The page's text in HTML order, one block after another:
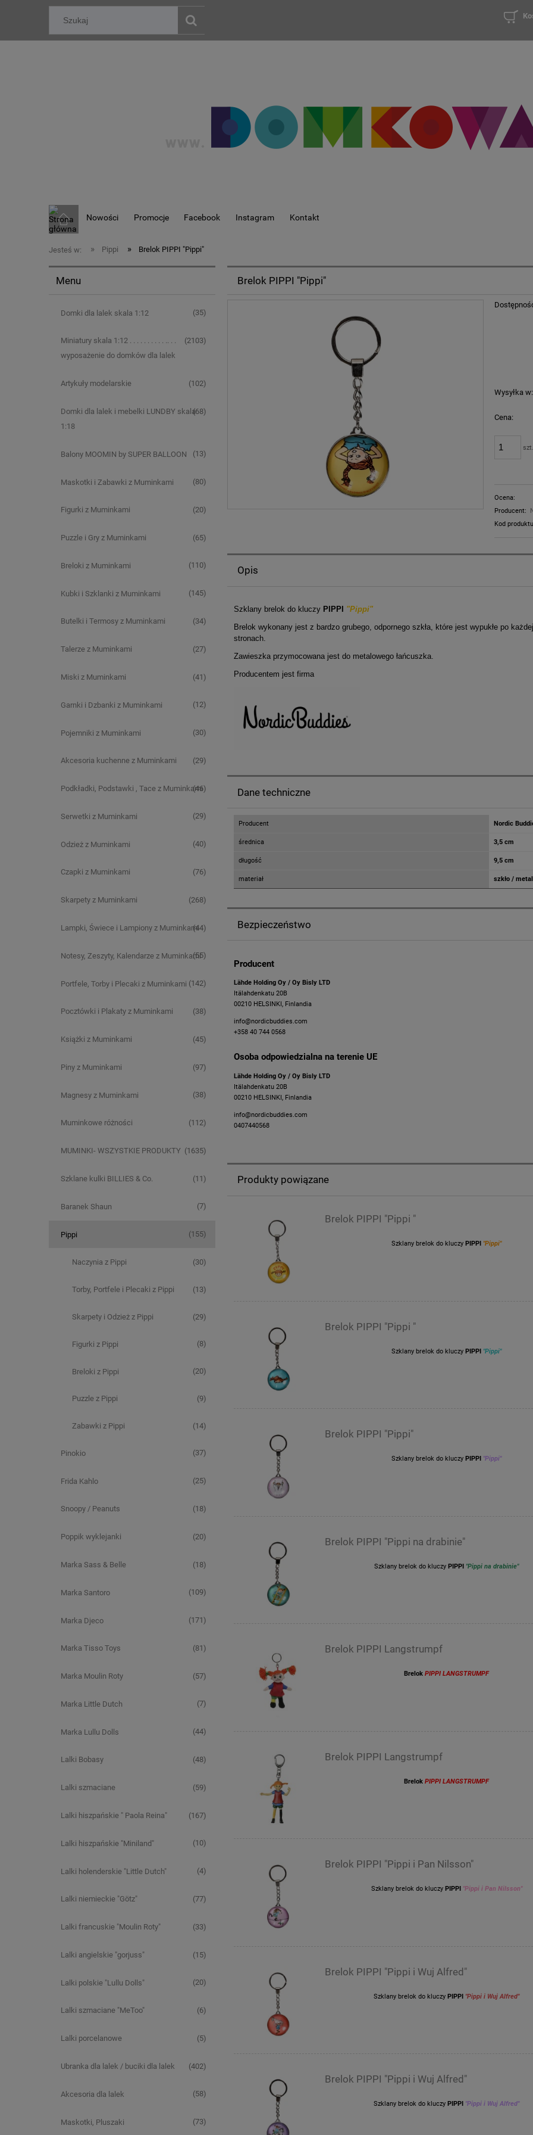
Nowości Promocje Facebook Instagram Kontakt
Jesteś w: » Pippi » Brelok PIPPI "Pippi"
Menu
Domki dla lalek skala 1:12 (35)
Miniatury skala 1:12 . . . . . . . . . . .. . .
wyposażenie do domków dla lalek
(2103)
Artykuły modelarskie (102)
Domki dla lalek i mebelki LUNDBY skala
1:18
(68)
Balony MOOMIN by SUPER BALLOON (13)
Maskotki i Zabawki z Muminkami (80)
Figurki z Muminkami (20)
Puzzle i Gry z Muminkami (65)
Breloki z Muminkami (110)
Kubki i Szklanki z Muminkami (145)
Butelki i Termosy z Muminkami (34)
Talerze z Muminkami (27)
Miski z Muminkami (41)
Garnki i Dzbanki z Muminkami (12)
Pojemniki z Muminkami (30)
Akcesoria kuchenne z Muminkami (29)
Podkładki, Podstawki , Tace z Muminkami
(46)
Serwetki z Muminkami (29)
Odzież z Muminkami (40)
Czapki z Muminkami (76)
Skarpety z Muminkami (268)
Lampki, Świece i Lampiony z Muminkami(44)
Notesy, Zeszyty, Kalendarze z Muminkami(55)
Portfele, Torby i Plecaki z Muminkami (142)
Pocztówki i Plakaty z Muminkami (38)
Książki z Muminkami (45)
Piny z Muminkami (97)
Magnesy z Muminkami (38)
Muminkowe różności (112)
MUMINKI- WSZYSTKIE PRODUKTY (1635)
Szklane kulki BILLIES & Co. (11)
Baranek Shaun (7)
Pippi (155)
Naczynia z Pippi (30)
Torby, Portfele i Plecaki z Pippi (13)
Skarpety i Odzież z Pippi (29)
Figurki z Pippi (8)
Breloki z Pippi (20)
Puzzle z Pippi (9)
Zabawki z Pippi (14)
Pinokio (37)
Frida Kahlo (25)
Snoopy / Peanuts (18)
Poppik wyklejanki (20)
Marka Sass & Belle (18)
Marka Santoro (109)
Marka Djeco (171)
Marka Tisso Toys (81)
Marka Moulin Roty (57)
Marka Little Dutch (7)
Marka Lullu Dolls (44)
Lalki Bobasy (48)
Lalki szmaciane (59)
Lalki hiszpańskie " Paola Reina" (167)
Lalki hiszpańskie "Miniland" (10)
Lalki holenderskie "Little Dutch" (4)
Lalki niemieckie "Götz" (77)
Lalki francuskie "Moulin Roty" (33)
Lalki angielskie "gorjuss" (15)
Lalki polskie "Lullu Dolls" (20)
Lalki szmaciane "MeToo" (6)
Lalki porcelanowe (5)
Ubranka dla lalek / buciki dla lalek (402)
Akcesoria dla lalek (58)
Maskotki, Pluszaki (73)
Brelok PIPPI "Pippi"
Wysyłka w:
Cena:
Ocena:
Producent:
Kod
Opis
Szklany brelok do kluczy PIPPI
"Pippi"
Brelok wykonany jest z bardzo grubego, odpornego szkła, które jest wypukłe po
stronach.
Zawieszka przymocowana jest do metalowego łańcuszka.
Producentem jest firma
Dane techniczne
Producent Nordic
średnica 3,5 cm
długość 9,5 cm
materiał szkło / metal
Bezpieczeństwo
Producent
​Lähde Holding Oy / Oy Bisly LTD
Itälahdenkatu 20B
00210 HELSINKI, Finlandia
info@nordicbuddies.com
+358 40 744 0568
Osoba odpowiedzialna na terenie UE
​Lähde Holding Oy / Oy Bisly LTD
Itälahdenkatu 20B
00210 HELSINKI, Finlandia
info@nordicbuddies.com
0407440568
Produkty powiązane
Brelok PIPPI "Pippi "
Szklany brelok do kluczy PIPPI "Pippi"
Brelok PIPPI "Pippi "
Szklany brelok do kluczy PIPPI "Pippi"
Brelok PIPPI "Pippi"
Szklany brelok do kluczy PIPPI "Pippi"
Brelok PIPPI "Pippi na drabinie"
Szklany brelok do kluczy PIPPI "Pippi na drabinie"
Brelok PIPPI Langstrumpf
BrelokPIPPI LANGSTRUMPF
Brelok PIPPI Langstrumpf
BrelokPIPPI LANGSTRUMPF
Brelok PIPPI "Pippi i Pan Nilsson"
Szklany brelok do kluczyPIPPI "Pippi i Pan Nilsson"
Brelok PIPPI "Pippi i Wuj Alfred"
Szklany brelok do kluczy PIPPI "Pippi i Wuj Alfred"
Brelok PIPPI "Pippi i Wuj Alfred"
Szklany brelok do kluczy PIPPI "Pippi i Wuj Alfred"